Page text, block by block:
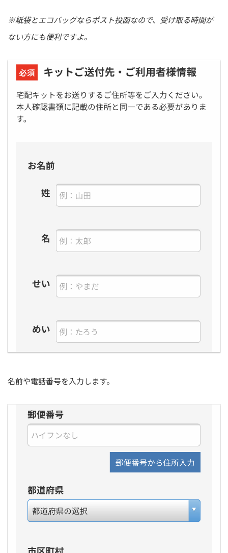
※紙袋とエコバッグならポスト投函なので、受け取る時間が
ない方にも便利ですよ。
名前や電話番号を入力します。